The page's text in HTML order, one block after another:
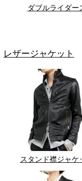
ダブルライダー
レザージャケット
スタンド襟ジャケ